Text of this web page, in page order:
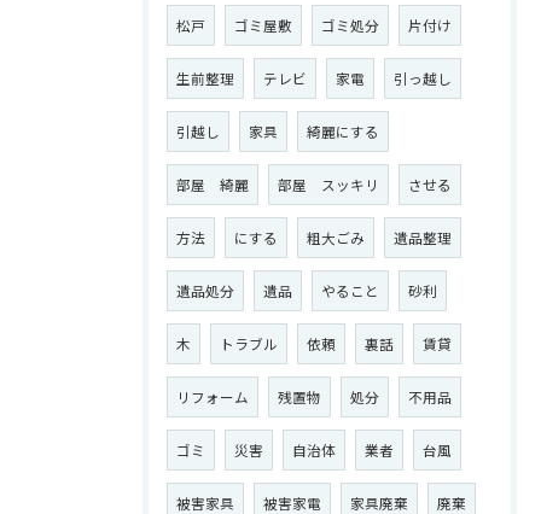
松戸 ゴミ屋敷 ゴミ処分 片付け
生前整理 テレビ 家電 引っ越し
引越し 家具 綺麗にする
部屋 綺麗 部屋 スッキリ させる
方法 にする 粗大ごみ 遺品整理
遺品処分 遺品 やること 砂利
木 トラブル 依頼 裏話 賃貸
リフォーム 残置物 処分 不用品
ゴミ 災害 自治体 業者 台風
被害家具 被害家電 家具廃棄 廃棄